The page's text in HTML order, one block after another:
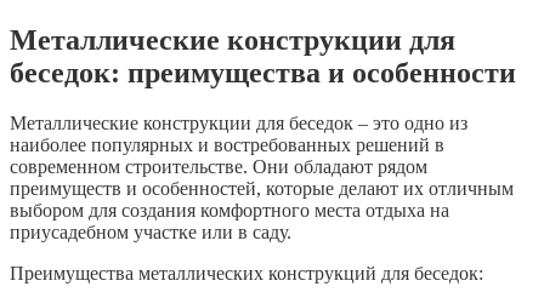
Металлические конструкции для
беседок: преимущества и особенности
Металлические конструкции для беседок – это одно из
наиболее популярных и востребованных решений в
современном строительстве. Они обладают рядом
преимуществ и особенностей, которые делают их отличным
выбором для создания комфортного места отдыха на
приусадебном участке или в саду.
Преимущества металлических конструкций для беседок: